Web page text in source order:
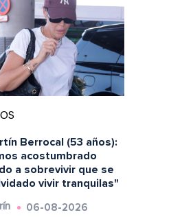
Berrocal (53 años):
acostumbrado
a sobrevivir que se
vivir tranquilas"
06-08-2026